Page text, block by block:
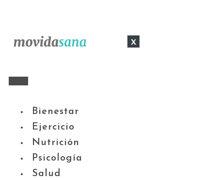
x
Bienestar
Ejercicio
Nutrición
Psicología
Salud